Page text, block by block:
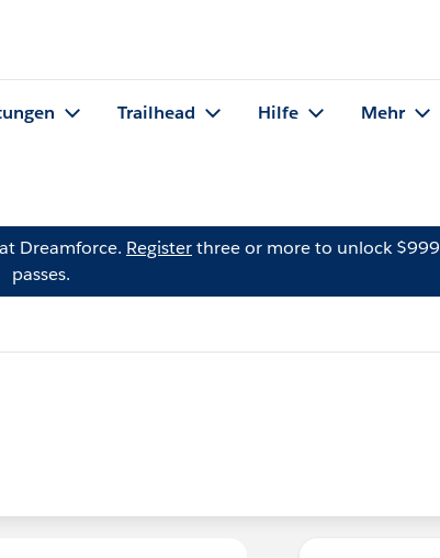
Trailhead Hilfe Mehr
Dreamforce. Registerthree or more to unlock $999
passes.